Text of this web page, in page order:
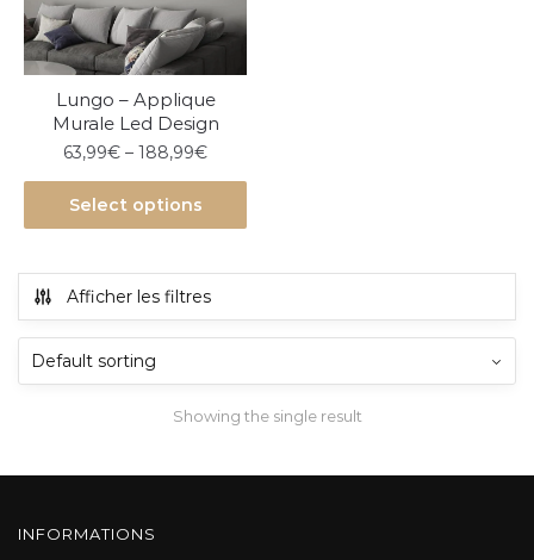
Lungo – Applique
Murale Led Design
63,99€ –188,99€
Select options
Afficher les filtres
Showing the single result
INFORMATIONS